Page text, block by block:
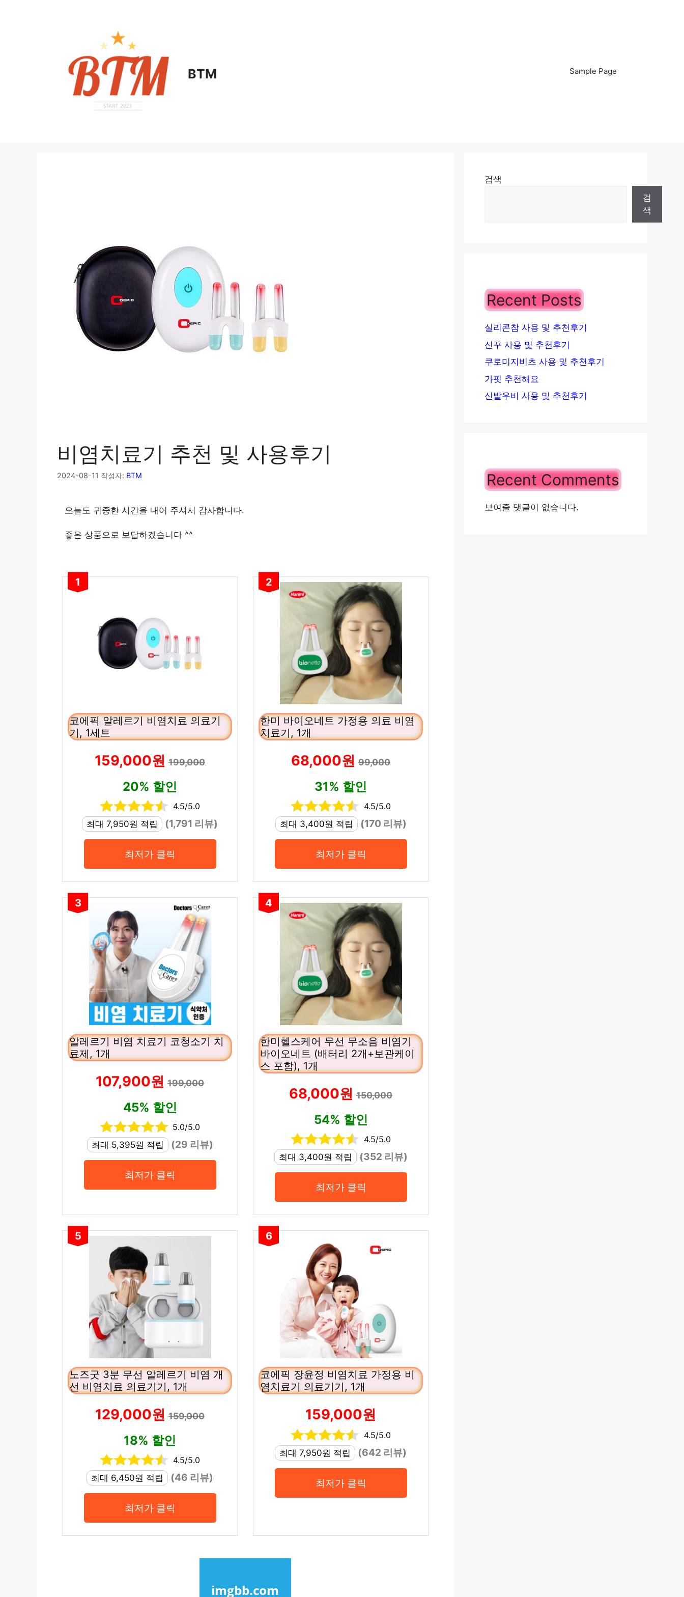
BTM Sample Page
비염치료기 추천 및 사용후기
2024-08-11 작성자: BTM
오늘도 귀중한 시간을 내어 주셔서 감사합니다.
좋은 상품으로 보답하겠습니다 ^^
1
코에픽 알레르기 비염치료 의료기
기, 1세트
159,000원 199,000
20% 할인
4.5/5.0
최대 7,950원 적립
(1,791 리뷰)
최저가 클릭
2
한미 바이오네트 가정용 의료 비염
치료기, 1개
68,000원 99,000
31% 할인
4.5/5.0
최대 3,400원 적립
(170 리뷰)
최저가 클릭
3
알레르기 비염 치료기 코청소기 치
료제, 1개
107,900원 199,000
45% 할인
5.0/5.0
최대 5,395원 적립
(29 리뷰)
최저가 클릭
4
한미헬스케어 무선 무소음 비염기
바이오네트 (배터리 2개+보관케이
스 포함), 1개
68,000원 150,000
54% 할인
4.5/5.0
최대 3,400원 적립
(352 리뷰)
최저가 클릭
5
노즈굿 3분 무선 알레르기 비염 개
선 비염치료 의료기기, 1개
129,000원 159,000
18% 할인
4.5/5.0
최대 6,450원 적립
(46 리뷰)
최저가 클릭
6
코에픽 장윤정 비염치료 가정용 비
염치료기 의료기기, 1개
159,000원
4.5/5.0
최대 7,950원 적립
(642 리뷰)
최저가 클릭
검색
검
색
Recent Posts
실리콘참 사용 및 추천후기
신꾸 사용 및 추천후기
쿠로미지비츠 사용 및 추천후기
가핏 추천해요
신발우비 사용 및 추천후기
Recent Comments
보여줄 댓글이 없습니다.